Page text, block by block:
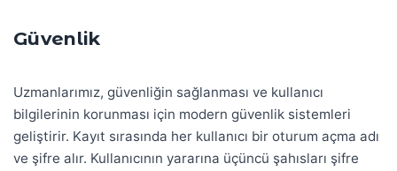
Güvenlik
Uzmanlarımız, güvenliğin sağlanması ve kullanıcı
bilgilerinin korunması için modern güvenlik sistemleri
geliştirir. Kayıt sırasında her kullanıcı bir oturum açma adı
ve şifre alır. Kullanıcının yararına üçüncü şahısları şifre